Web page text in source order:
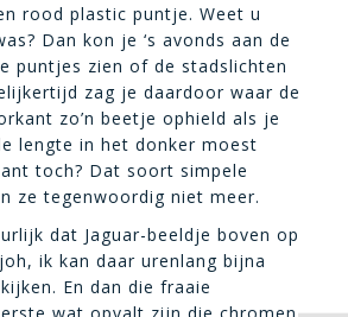
rood plastic puntje. Weet u
Dan kon je ‘s avonds aan de
puntjes zien of de stadslichten
zag je daardoor waar de
zo’n beetje ophield als je
lengte in het donker moest
toch? Dat soort simpele
ze tegenwoordig niet meer.
dat Jaguar-beeldje boven op
ik kan daar urenlang bijna
En dan die fraaie